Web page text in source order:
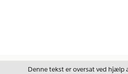
Denne tekst er oversat ved hjælp